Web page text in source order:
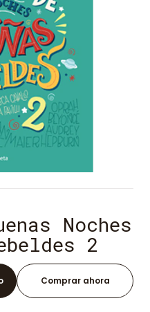
Noches
2
Comprar ahora